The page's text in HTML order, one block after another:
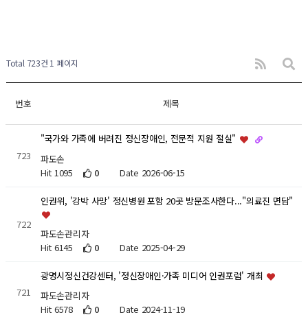
Total 723건 1 페이지
번호 제목
723
"국가와 가족에 버려진 정신장애인, 전문적 지원 절실"
파도손
Hit 1095
0 Date 2026-06-15
722
인권위, '강박 사망' 정신병원 포함 20곳 방문조사한다..."의료진 면담"
파도손관리자
Hit 6145
0 Date 2025-04-29
721
광명시정신건강센터, '정신장애인·가족 미디어 인권포럼' 개최
파도손관리자
Hit 6578
0 Date 2024-11-19